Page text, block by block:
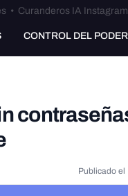
• Curanderos IA Instagram
CONTROL DEL PODER
Publicado el